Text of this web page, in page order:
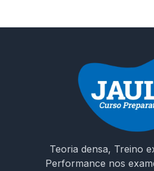
Teoria densa, Treino
Performance nos